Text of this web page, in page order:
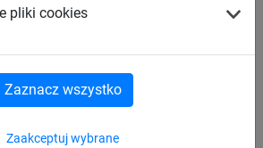
pliki cookies
Zaakceptuj wybrane
Zaznacz wszystko